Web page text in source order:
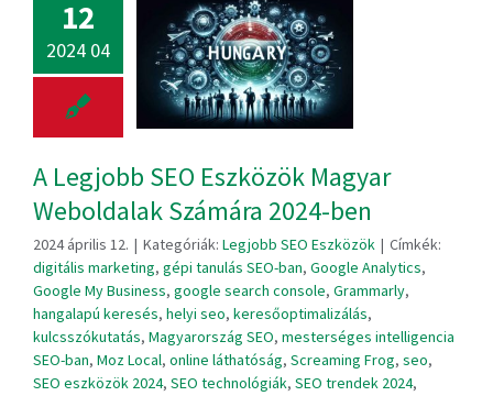
12
2024 04
A Legjobb SEO Eszközök Magyar
Weboldalak Számára 2024-ben
2024 április 12. | Kategóriák: Legjobb SEO Eszközök | Címkék:
digitális marketing, gépi tanulás SEO-ban, Google Analytics,
Google My Business, google search console, Grammarly,
hangalapú keresés, helyi seo, keresőoptimalizálás,
kulcsszókutatás, Magyarország SEO, mesterséges intelligencia
SEO-ban, Moz Local, online láthatóság, Screaming Frog, seo,
SEO eszközök 2024, SEO technológiák, SEO trendek 2024,